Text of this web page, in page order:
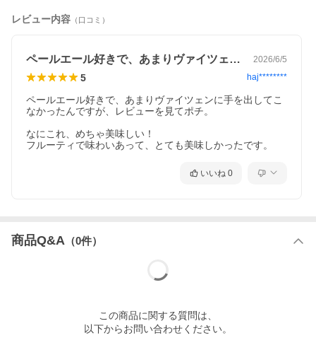
レビュー内容 （口コミ）
ペールエール好きで、あまりヴァイツェン… 2026/6/5
5 haj********
ペールエール好きで、あまりヴァイツェンに手を出してこ
なかったんですが、レビューを見てポチ。
なにこれ、めちゃ美味しい！
フルーティで味わいあって、とても美味しかったです。
いいね 0
商品Q&A （0件）
この商品に関する質問は、
以下からお問い合わせください。